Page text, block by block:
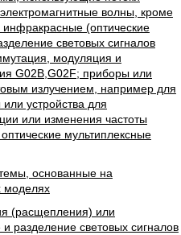
волны, кроме
(оптические
световых сигналов
модуляция и
G02B,G02F; приборы или
излучением, например для
устройства для
или изменения частоты
мультиплексные
основанные на
моделях
(расщепления) или
разделение световых сигналов